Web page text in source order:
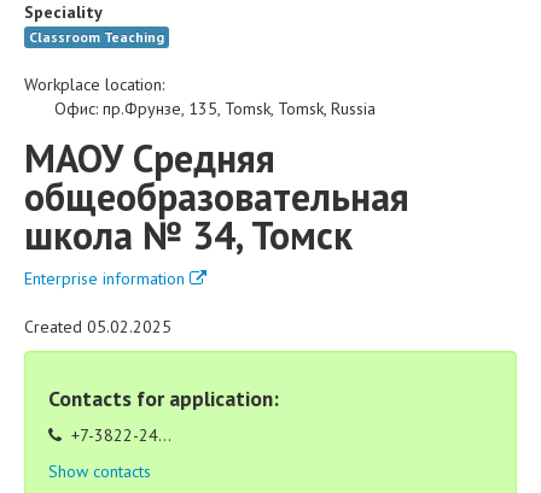
Speciality
Classroom Teaching
Workplace location:
Офис: пр.Фрунзе, 135, Tomsk, Tomsk, Russia
МАОУ Средняя
общеобразовательная
школа № 34, Томск
Enterprise information
Created 05.02.2025
Contacts for application:
+7-3822-24...
Show contacts